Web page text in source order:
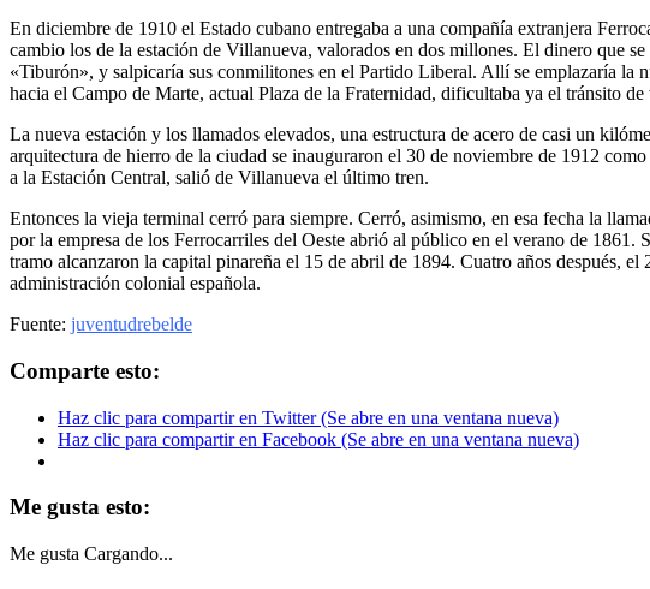
En diciembre de 1910 el Estado cubano entregaba a una compañía extranjera
cambio los de la estación de Villanueva, valorados en dos millones. El dinero que
«Tiburón», y salpicaría sus conmilitones en el Partido Liberal. Allí se emplazaría la
hacia el Campo de Marte, actual Plaza de la Fraternidad, dificultaba ya el tránsito
La nueva estación y los llamados elevados, una estructura de acero de casi un
arquitectura de hierro de la ciudad se inauguraron el 30 de noviembre de 1912
a la Estación Central, salió de Villanueva el último tren.
Entonces la vieja terminal cerró para siempre. Cerró, asimismo, en esa fecha la
por la empresa de los Ferrocarriles del Oeste abrió al público en el verano de
tramo alcanzaron la capital pinareña el 15 de abril de 1894. Cuatro años después,
administración colonial española.
Fuente: juventudrebelde
Comparte esto:
Haz clic para compartir en Twitter (Se abre en una ventana nueva)
Haz clic para compartir en Facebook (Se abre en una ventana nueva)
Me gusta esto:
Me gusta Cargando...